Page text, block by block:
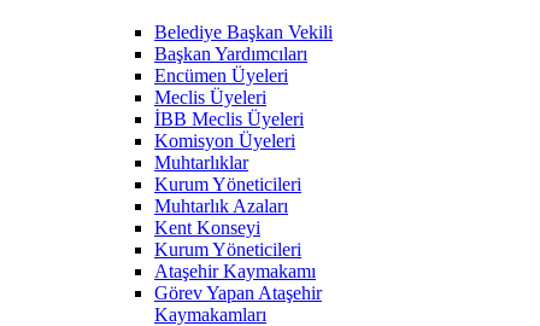
Belediye Başkan Vekili
Başkan Yardımcıları
Encümen Üyeleri
Meclis Üyeleri
İBB Meclis Üyeleri
Komisyon Üyeleri
Muhtarlıklar
Kurum Yöneticileri
Muhtarlık Azaları
Kent Konseyi
Kurum Yöneticileri
Ataşehir Kaymakamı
Görev Yapan Ataşehir
Kaymakamları